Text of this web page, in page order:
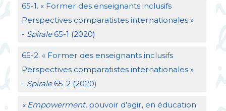
65-1. « Former des enseignants inclusifs
Perspectives comparatistes internationales »
- Spirale65-1 (2020)
65-2. « Former des enseignants inclusifs
Perspectives comparatistes internationales »
- Spirale65-2 (2020)
« Empowerment, pouvoir d’agir, en éducation